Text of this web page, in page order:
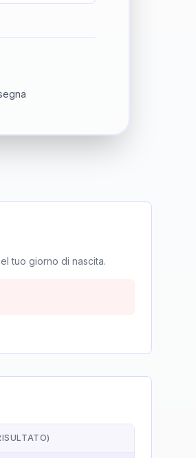
tuo giorno di nascita.